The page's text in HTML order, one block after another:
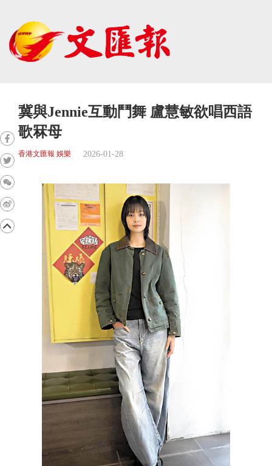
冀與Jennie互動鬥舞 盧慧敏欲唱西語
歌冧母
香港文匯報 娛樂 2026-01-28